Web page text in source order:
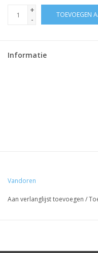
+
-
TOEVOEGEN
Informatie
Vandoren
Aan verlanglijst toevoegen /